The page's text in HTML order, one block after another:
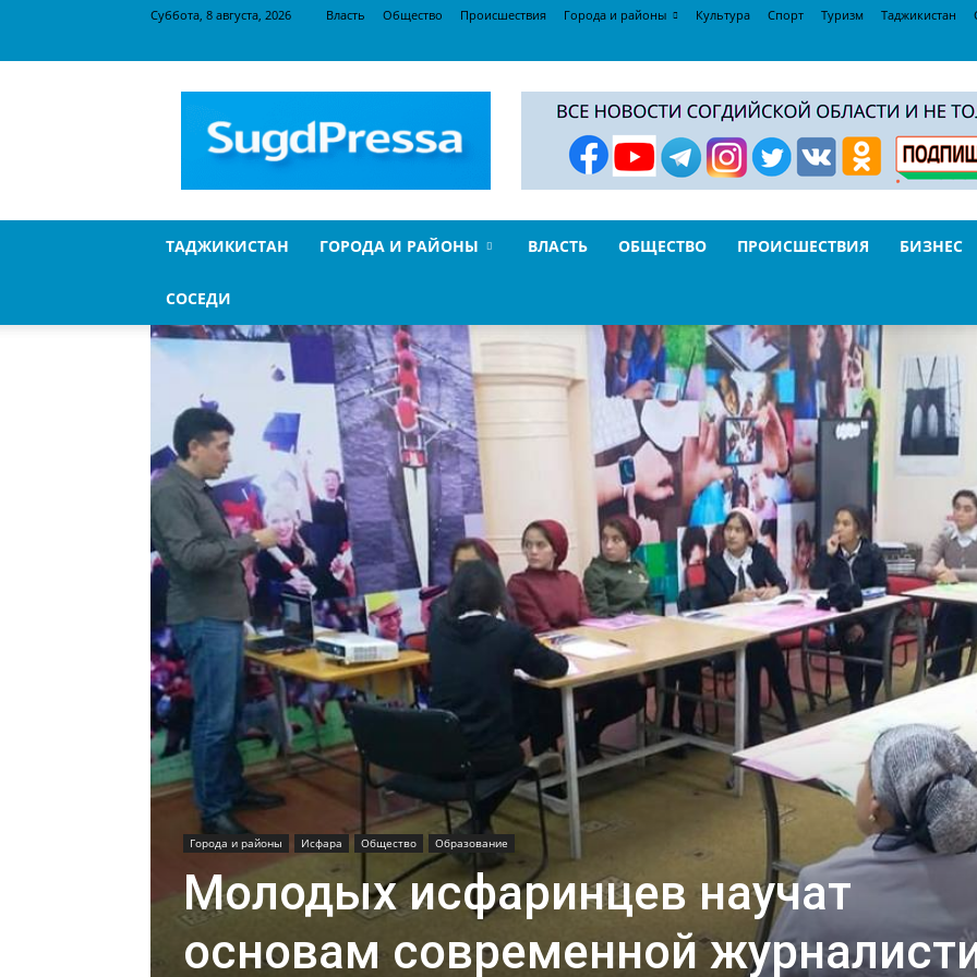
Суббота, 8 августа, 2026 Власть Общество Происшествия Города и районы Культура Спорт Туризм Таджикистан
ТАДЖИКИСТАН ГОРОДА И РАЙОНЫ ВЛАСТЬ ОБЩЕСТВО ПРОИСШЕСТВИЯ БИЗНЕС
СОСЕДИ
Города и районы Исфара Общество Образование
Молодых исфаринцев научат
основам современной